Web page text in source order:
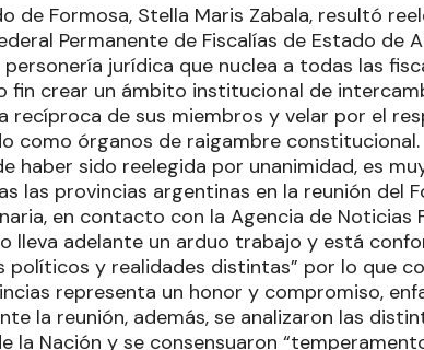
de Formosa, Stella Maris Zabala, resultó
Permanente de Fiscalías de Estado de
jurídica que nuclea a todas las
fin crear un ámbito institucional de
recíproca de sus miembros y velar por el
como órganos de raigambre constitucional.
haber sido reelegida por unanimidad, es
las provincias argentinas en la reunión del
en contacto con la Agencia de Noticias
lleva adelante un arduo trabajo y está
políticos y realidades distintas” por lo que
representa un honor y compromiso,
la reunión, además, se analizaron las
la Nación y se consensuaron